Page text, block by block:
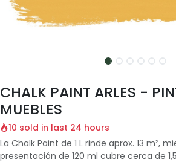
CHALK PAINT ARLES -
MUEBLES
10 sold in last 24 hours
La Chalk Paint de 1 L rinde aprox. 13 m²,
presentación de 120 ml cubre cerca de